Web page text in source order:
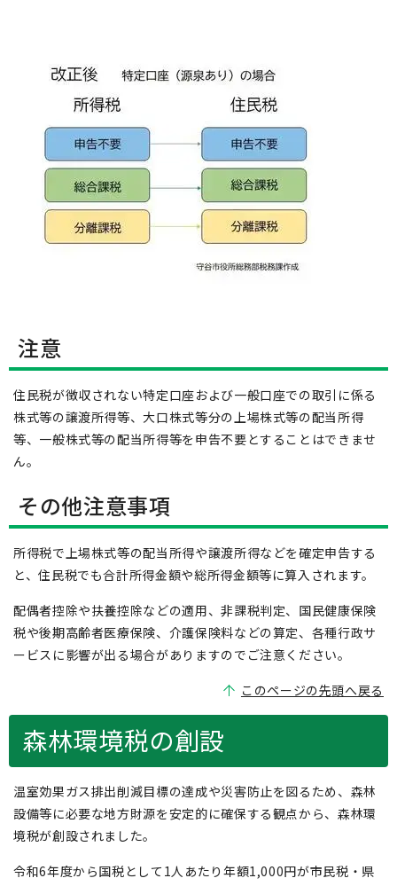
注意
住民税が徴収されない特定口座および一般口座での取引に係る
株式等の譲渡所得等、大口株式等分の上場株式等の配当所得
等、一般株式等の配当所得等を申告不要とすることはできませ
ん。
その他注意事項
所得税で上場株式等の配当所得や譲渡所得などを確定申告する
と、住民税でも合計所得金額や総所得金額等に算入されます。
配偶者控除や扶養控除などの適用、非課税判定、国民健康保険
税や後期高齢者医療保険、介護保険料などの算定、各種行政サ
ービスに影響が出る場合がありますのでご注意ください。
このページの先頭へ戻る
森林環境税の創設
温室効果ガス排出削減目標の達成や災害防止を図るため、森林
設備等に必要な地方財源を安定的に確保する観点から、森林環
境税が創設されました。
令和6年度から国税として1人あたり年額1,000円が市民税・県